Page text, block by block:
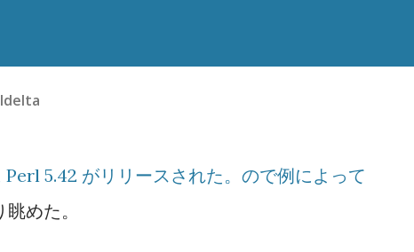
Perl 5.42 がリリースされた。ので例によって
めた。